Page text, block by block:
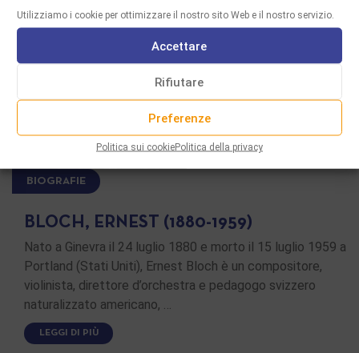
Utilizziamo i cookie per ottimizzare il nostro sito Web e il nostro servizio.
Accettare
Rifiutare
Preferenze
Politica sui cookiePolitica della privacy
BIOGRAFIE
BLOCH, ERNEST (1880-1959)
Nato a Ginevra il 24 luglio 1880 e morto il 15 luglio 1959 a
Portland (Stati Uniti), Ernest Bloch è un compositore,
violinista, direttore d’orchestra e pedagogo svizzero
naturalizzato americano, …
LEGGI DI PIÙ